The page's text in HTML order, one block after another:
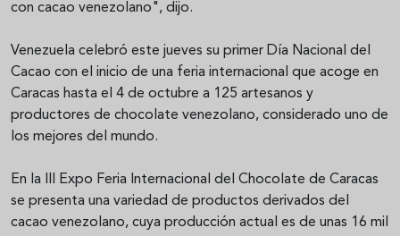
con cacao venezolano", dijo.
Venezuela celebró este jueves su primer Día Nacional del
Cacao con el inicio de una feria internacional que acoge en
Caracas hasta el 4 de octubre a 125 artesanos y
productores de chocolate venezolano, considerado uno de
los mejores del mundo.
En la III Expo Feria Internacional del Chocolate de Caracas
se presenta una variedad de productos derivados del
cacao venezolano, cuya producción actual es de unas 16 mil